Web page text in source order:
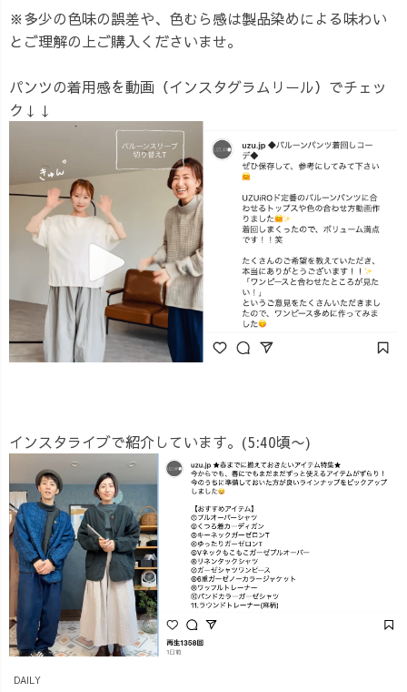
※多少の色味の誤差や、色むら感は製品染めによる味わい
とご理解の上ご購入くださいませ。
パンツの着用感を動画（インスタグラムリール）でチェッ
ク↓↓
インスタライブで紹介しています。(5:40頃〜)
DAILY